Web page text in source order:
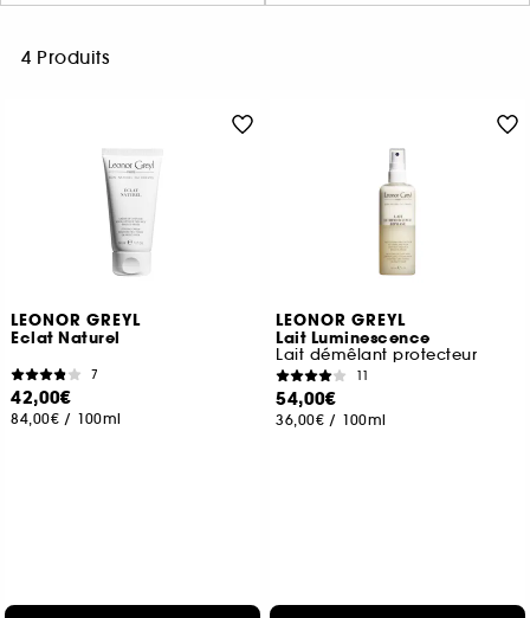
4 Produits
LEONOR GREYL
Eclat Naturel
7
42,00€
84,00€ / 100ml
LEONOR GREYL
Lait Luminescence
Lait démêlant protecteur
11
54,00€
36,00€ / 100ml